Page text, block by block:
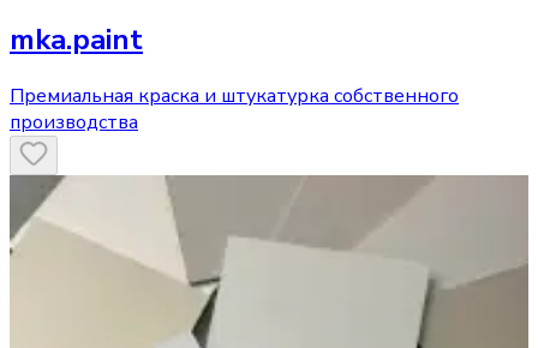
mka.paint
Премиальная краска и штукатурка собственного
производства